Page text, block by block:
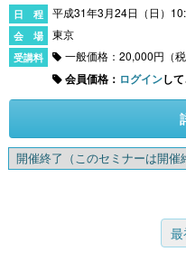
平成31年3月24日（日）
東京
一般価格：20,000円（税
会員価格： ログインし
開催終了 （このセミナーは開催
最